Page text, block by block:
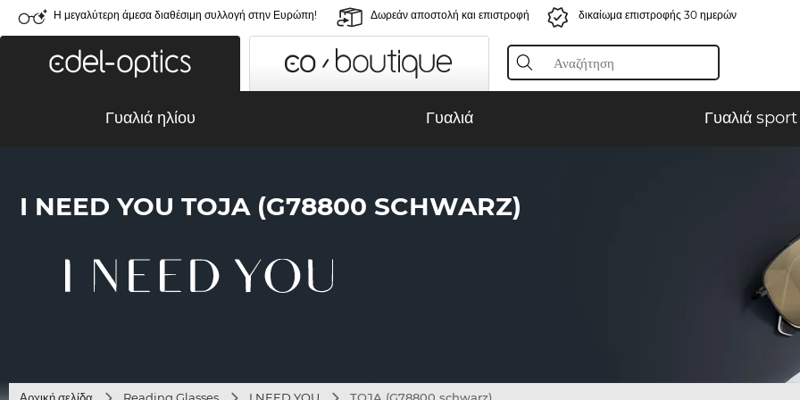
Η μεγαλύτερη άμεσα διαθέσιμη συλλογή στην Ευρώπη! Δωρεάν αποστολή και επιστροφή δικαίωμα επιστροφής 30 ημερών
Γυαλιά ηλίου Γυαλιά Γυαλιά sport
I NEED YOU TOJA (G78800 SCHWARZ)